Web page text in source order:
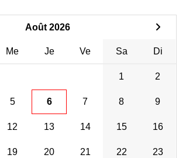
Août 2026
Me Je Ve Sa Di
1 2
5 6 7 8 9
12 13 14 15 16
19 20 21 22 23